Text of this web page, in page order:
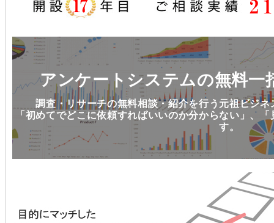
アンケートシステムの無料一
調査・リサーチの無料相談・紹介を行う元祖ビジ
「初めてでどこに依頼すればいいのか分からない」、
す。